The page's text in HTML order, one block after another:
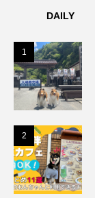
DAILY
1
2